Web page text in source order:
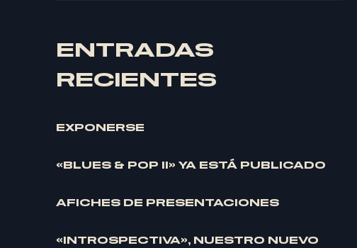
ENTRADAS
RECIENTES
EXPONERSE
«BLUES & POP II» YA ESTÁ PUBLICADO
AFICHES DE PRESENTACIONES
«INTROSPECTIVA», NUESTRO NUEVO